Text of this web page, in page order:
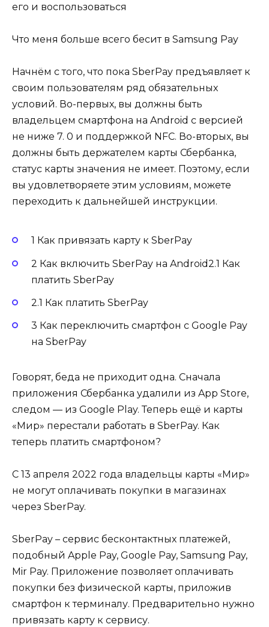
его и воспользоваться
Что меня больше всего бесит в Samsung Pay
Начнём с того, что пока SberPay предъявляет к
своим пользователям ряд обязательных
условий. Во-первых, вы должны быть
владельцем смартфона на Android с версией
не ниже 7. 0 и поддержкой NFC. Во-вторых, вы
должны быть держателем карты Сбербанка,
статус карты значения не имеет. Поэтому, если
вы удовлетворяете этим условиям, можете
переходить к дальнейшей инструкции.
1 Как привязать карту к SberPay
2 Как включить SberPay на Android2.1 Как
платить SberPay
2.1 Как платить SberPay
3 Как переключить смартфон с Google Pay
на SberPay
Говорят, беда не приходит одна. Сначала
приложения Сбербанка удалили из App Store,
следом — из Google Play. Теперь ещё и карты
«Мир» перестали работать в SberPay. Как
теперь платить смартфоном?
С 13 апреля 2022 года владельцы карты «Мир»
не могут оплачивать покупки в магазинах
через SberPay.
SberPay – сервис бесконтактных платежей,
подобный Apple Pay, Google Pay, Samsung Pay,
Mir Pay. Приложение позволяет оплачивать
покупки без физической карты, приложив
смартфон к терминалу. Предварительно нужно
привязать карту к сервису.